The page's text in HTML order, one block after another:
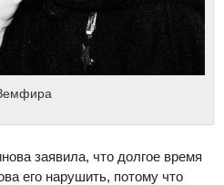
заявила, что долгое время
его нарушить, потому что